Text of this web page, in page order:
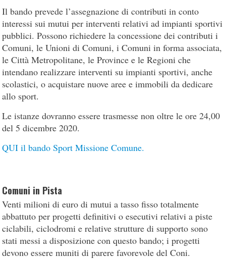
Il bando prevede l’assegnazione di contributi in conto
interessi sui mutui per interventi relativi ad impianti sportivi
pubblici. Possono richiedere la concessione dei contributi i
Comuni, le Unioni di Comuni, i Comuni in forma associata,
le Città Metropolitane, le Province e le Regioni che
intendano realizzare interventi su impianti sportivi, anche
scolastici, o acquistare nuove aree e immobili da dedicare
allo sport.
Le istanze dovranno essere trasmesse non oltre le ore 24,00
del 5 dicembre 2020.
QUI il bando Sport Missione Comune.
Comuni in Pista
Venti milioni di euro di mutui a tasso fisso totalmente
abbattuto per progetti definitivi o esecutivi relativi a piste
ciclabili, ciclodromi e relative strutture di supporto sono
stati messi a disposizione con questo bando; i progetti
devono essere muniti di parere favorevole del Coni.